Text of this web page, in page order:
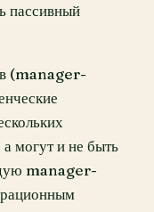
пассивный
(manager-
могут и не быть
manager-